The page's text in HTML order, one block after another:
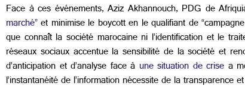
Face à ces événements, Aziz Akhannouch, PDG de
marché”et minimise le boycott en le qualifiant de
que connaît la société marocaine ni l’identification et le
réseaux sociaux accentue la sensibilité de la société et
d’anticipation et d’analyse face à une situation de crise a
l’instantanéité de l’information nécessite de la transparence